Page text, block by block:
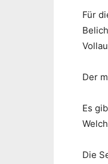
Für
Der
Es
Die